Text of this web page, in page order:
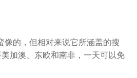
像的，但相对来说它所涵盖的搜
加澳、东欧和南非，一天可以免